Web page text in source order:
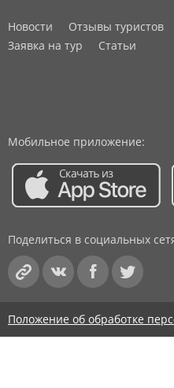
Новости Отзывы туристов
Заявка на тур
Статьи
Мобильное приложение:
Поделиться в социальных
Положение об обработке